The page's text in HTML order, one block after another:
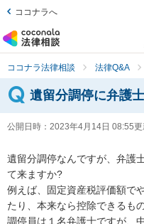
ココナラへ
ココナラ法律相談 法律Q&A
遺留分調停に弁護
公開日時： 2023年4月14日 08:55更
遺留分調停なんですが、弁護
て来ますか?
例えば、固定資産税評価額で
たり、本来なら控除できるも
調停員は１名弁護士ですが、